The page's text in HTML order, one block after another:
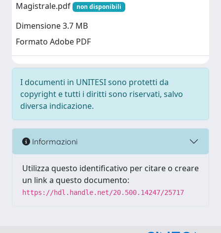
Magistrale.pdf
non disponibili
Dimensione 3.7 MB
Formato Adobe PDF
I documenti in UNITESI sono protetti da
copyright e tutti i diritti sono riservati, salvo
diversa indicazione.
Informazioni
Utilizza questo identificativo per citare o creare
un link a questo documento:
https://hdl.handle.net/20.500.14247/25717